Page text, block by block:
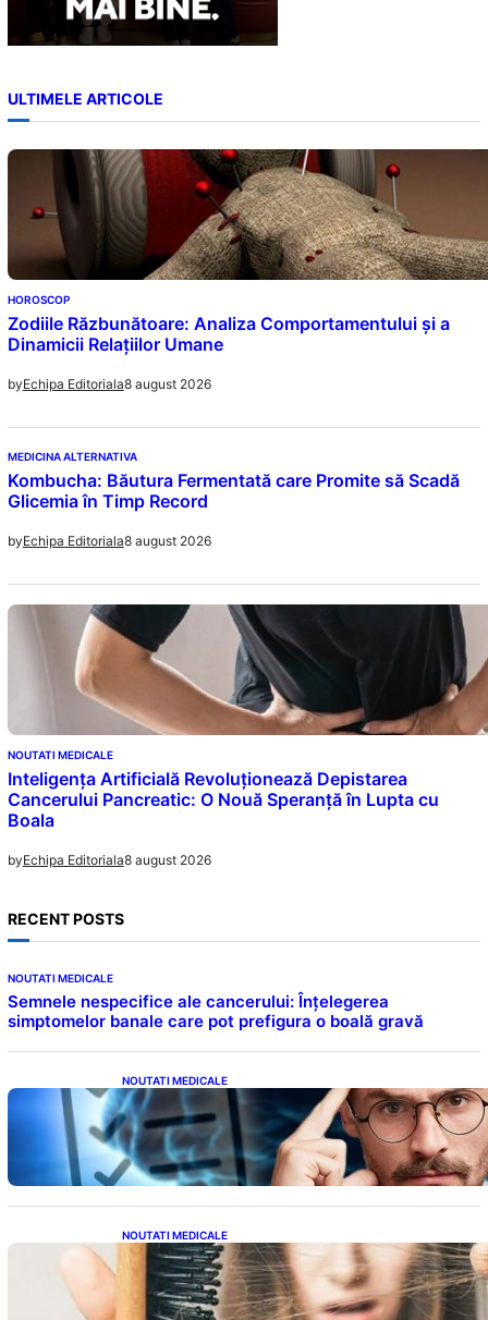
ULTIMELE ARTICOLE
HOROSCOP
Zodiile Răzbunătoare: Analiza Comportamentului și a
Dinamicii Relațiilor Umane
byEchipa Editoriala8 august 2026
MEDICINA ALTERNATIVA
Kombucha: Băutura Fermentată care Promite să Scadă
Glicemia în Timp Record
byEchipa Editoriala8 august 2026
NOUTATI MEDICALE
Inteligența Artificială Revoluționează Depistarea
Cancerului Pancreatic: O Nouă Speranță în Lupta cu
Boala
byEchipa Editoriala8 august 2026
RECENT POSTS
NOUTATI MEDICALE
Semnele nespecifice ale cancerului: Înțelegerea
simptomelor banale care pot prefigura o boală gravă
NOUTATI MEDICALE
Inteligența dincolo de note: Semnele unui IQ
ridicat care nu țin de școală
NOUTATI MEDICALE
Semnele unei deficiențe de proteine:
Impactul asupra sănătății tale